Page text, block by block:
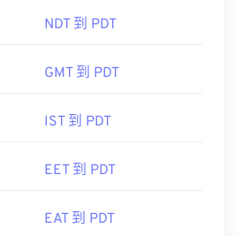
NDT 到 PDT
GMT 到 PDT
IST 到 PDT
EET 到 PDT
EAT 到 PDT